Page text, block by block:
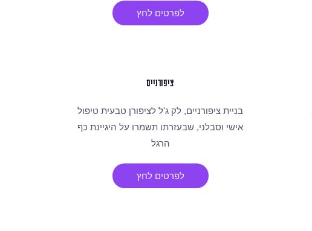
לפרטים לחץ
ציפורניים
בניית ציפורניים, לק ג'ל לציפורן טבעית טיפול
אישי וסבלני, שבעזרתו תשמרו על היגיינת כף
הרגל
לפרטים לחץ